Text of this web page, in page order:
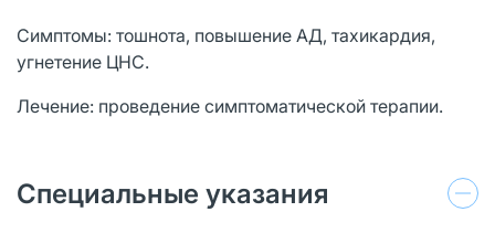
Симптомы: тошнота, повышение АД, тахикардия,
угнетение ЦНС.
Лечение: проведение симптоматической терапии.
Специальные указания